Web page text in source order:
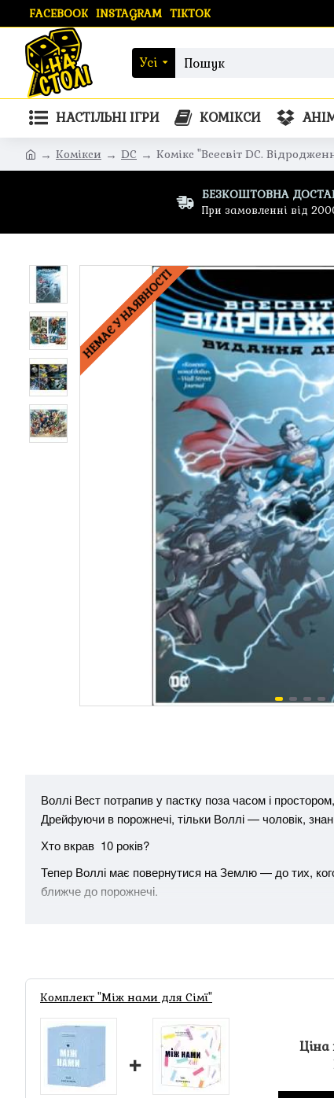
FACEBOOK INSTAGRAM TIKTOK
Усі
НАСТІЛЬНІ ІГРИ КОМІКСИ
Комікси DC Комікс "Всесвіт DC.
БЕЗКОШТОВНА
При замовленні від
НЕМАЄ У НАЯВНОСТІ
Воллі Вест потрапив у пастку поза часом і
Дрейфуючи в порожнечі, тільки Воллі — чоловік,
Хто вкрав 10 років?
Тепер Воллі має повернутися на Землю — до тих,
ближче до порожнечі.
Комплект "Між нами для Сімї"
+
Ціна